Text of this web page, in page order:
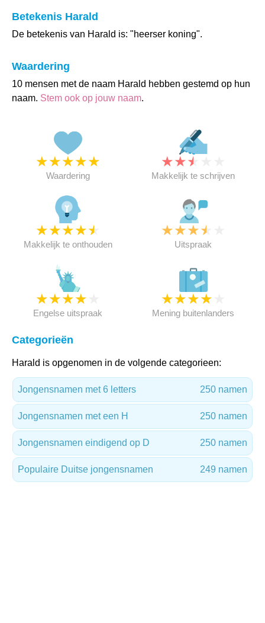
Betekenis Harald
De betekenis van Harald is: "heerser koning".
Waardering
10 mensen met de naam Harald hebben gestemd op hun
naam. Stem ook op jouw naam.
★★★★★
Waardering
★★★
Makkelijk te schrijven
★★★★★
Makkelijk te onthouden
★★★★
Uitspraak
★★★★
Engelse uitspraak
★★★★
Mening buitenlanders
Categorieën
Harald is opgenomen in de volgende categorieen:
Jongensnamen met 6 letters 250 namen
Jongensnamen met een H 250 namen
Jongensnamen eindigend op D 250 namen
Populaire Duitse jongensnamen 249 namen